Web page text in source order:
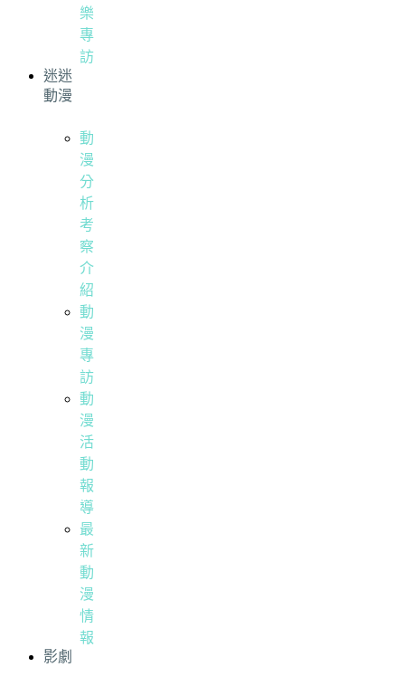
樂
專
訪
迷迷
動漫
動
漫
分
析
考
察
介
紹
動
漫
專
訪
動
漫
活
動
報
導
最
新
動
漫
情
報
影劇